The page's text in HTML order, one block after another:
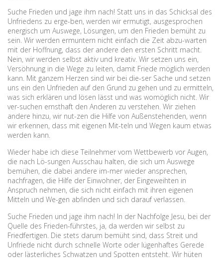
Suche Frieden und jage ihm nach! Statt uns in das Schicksal des
Unfriedens zu erge-ben, werden wir ermutigt, ausgesprochen
energisch um Auswege, Lösungen, um den Frieden bemüht zu
sein. Wir werden ermuntern nicht einfach die Zeit abzu-warten
mit der Hoffnung, dass der andere den ersten Schritt macht.
Nein, wir werden selbst aktiv und kreativ. Wir setzen uns ein,
Versöhnung in die Wege zu leiten, damit Friede möglich werden
kann. Mit ganzem Herzen sind wir bei die-ser Sache und setzen
uns ein den Unfrieden auf den Grund zu gehen und zu ermitteln,
was sich erklären und lösen lässt und was womöglich nicht. Wir
ver-suchen ernsthaft den Anderen zu verstehen. Wir ziehen
andere hinzu, wir nut-zen die Hilfe von Außenstehenden, wenn
wir erkennen, dass mit eigenen Mit-teln und Wegen kaum etwas
werden kann.
Wieder habe ich diese Teilnehmer vom Wettbewerb vor Augen,
die nach Lö-sungen Ausschau halten, die sich um Auswege
bemühen, die dabei andere im-mer wieder ansprechen,
nachfragen, die Hilfe der Einwohner, der Eingeweihten in
Anspruch nehmen, die sich nicht einfach mit ihren eigenen
Mitteln und We-gen abfinden und sich darauf verlassen.
Suche Frieden und jage ihm nach! In der Nachfolge Jesu, bei der
Quelle des Frieden-führstes, ja, da werden wir selbst zu
Friedfertigen. Die stets darum bemüht sind, dass Streit und
Unfriede nicht durch schnelle Worte oder lügenhaftes Gerede
oder lästerliches Schwatzen und Spotten entsteht. Wir hüten